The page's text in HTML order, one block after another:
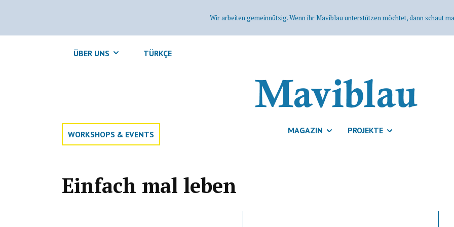
Wir arbeiten gemeinnützig. Wenn ihr Maviblau unterstützen möchtet, dann schaut
ÜBER UNS TÜRKÇE
WORKSHOPS & EVENTS MAGAZIN PROJEKTE
Einfach mal leben